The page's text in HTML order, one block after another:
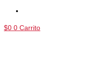
$0 0 Carrito